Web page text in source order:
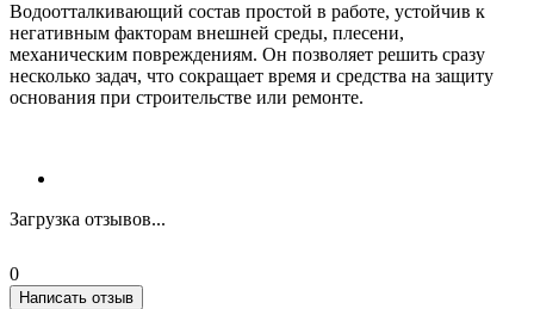
Водоотталкивающий состав простой в работе, устойчив к
негативным факторам внешней среды, плесени,
механическим повреждениям. Он позволяет решить сразу
несколько задач, что сокращает время и средства на защиту
основания при строительстве или ремонте.
Загрузка отзывов...
0
Написать отзыв